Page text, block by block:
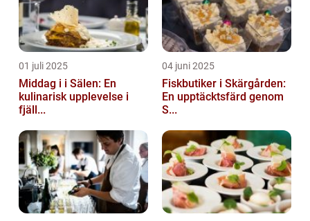
01 juli 2025
Middag i i Sälen: En
kulinarisk upplevelse i
fjäll...
04 juni 2025
Fiskbutiker i Skärgården:
En upptäcktsfärd genom
S...